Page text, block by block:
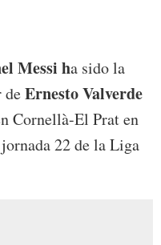
Messi ha sido la
deErnesto Valverde
Cornellà-El Prat en
22 de la Liga